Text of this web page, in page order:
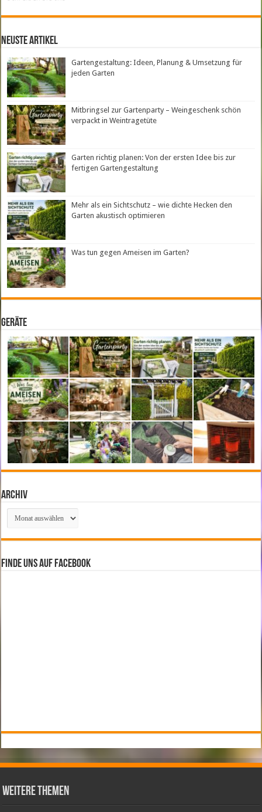
neuste Artikel
Gartengestaltung: Ideen, Planung & Umsetzung für
jeden Garten
Mitbringsel zur Gartenparty – Weingeschenk schön
verpackt in Weintragetüte
Garten richtig planen: Von der ersten Idee bis zur
fertigen Gartengestaltung
Mehr als ein Sichtschutz – wie dichte Hecken den
Garten akustisch optimieren
Was tun gegen Ameisen im Garten?
Geräte
Archiv
Archiv
Finde uns auf Facebook
weitere Themen